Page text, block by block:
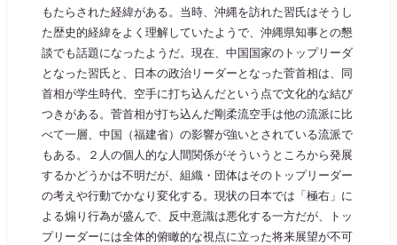
もたらされた経緯がある。当時、沖縄を訪れた習氏はそうし
た歴史的経緯をよく理解していたようで、沖縄県知事との懇
談でも話題になったようだ。現在、中国国家のトップリーダ
となった習氏と、日本の政治リーダーとなった菅首相は、同
首相が学生時代、空手に打ち込んだという点で文化的な結び
つきがある。菅首相が打ち込んだ剛柔流空手は他の流派に比
べて一層、中国（福建省）の影響が強いとされている流派で
もある。２人の個人的な人間関係がそういうところから発展
するかどうかは不明だが、組織・団体はそのトップリーダー
の考えや行動でかなり変化する。現状の日本では「極右」に
よる煽り行為が盛んで、反中意識は悪化する一方だが、トッ
プリーダーには全体的俯瞰的な視点に立った将来展望が不可